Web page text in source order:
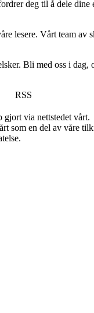
deg til å dele
Vårt team av
Bli med oss i
RSS
via nettstedet vårt.
en del av våre